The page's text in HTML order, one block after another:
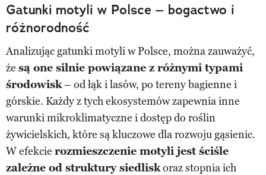
Gatunki motyli w Polsce – bogactwo i
różnorodność
Analizując gatunki motyli w Polsce, można zauważyć,
że są one silnie powiązane z różnymi typami
środowisk– od łąk i lasów, po tereny bagienne i
górskie. Każdy z tych ekosystemów zapewnia inne
warunki mikroklimatyczne i dostęp do roślin
żywicielskich, które są kluczowe dla rozwoju gąsienic.
W efekcie rozmieszczenie motyli jest ściśle
zależne od struktury siedliskoraz stopnia ich